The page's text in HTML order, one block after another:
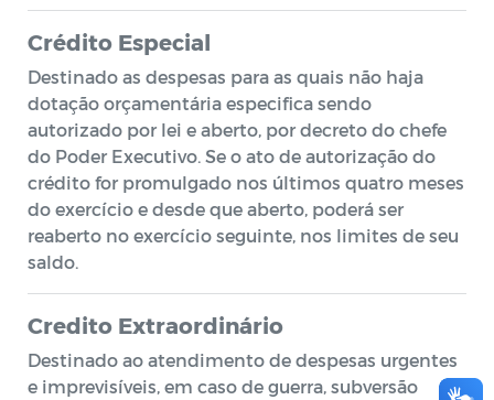
Crédito Especial
Destinado as despesas para as quais não haja
dotação orçamentária especifica sendo
autorizado por lei e aberto, por decreto do chefe
do Poder Executivo. Se o ato de autorização do
crédito for promulgado nos últimos quatro meses
do exercício e desde que aberto, poderá ser
reaberto no exercício seguinte, nos limites de seu
saldo.
Credito Extraordinário
Destinado ao atendimento de despesas urgentes
e imprevisíveis, em caso de guerra, subversão